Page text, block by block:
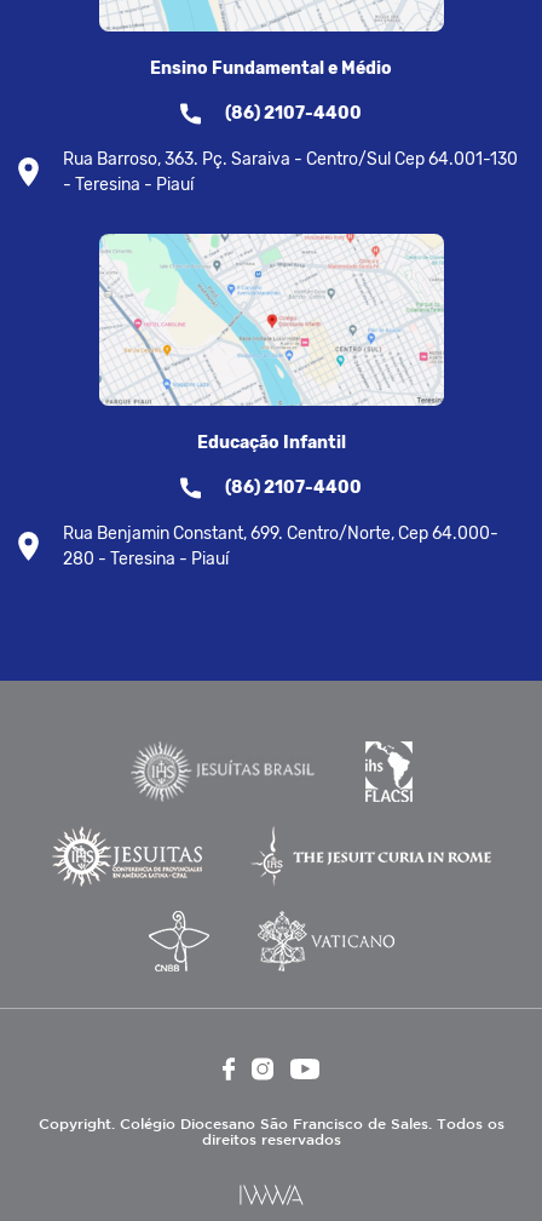
Ensino Fundamental e Médio
(86) 2107-4400
Rua Barroso, 363. Pç. Saraiva - Centro/Sul Cep 64.001-130
- Teresina - Piauí
Educação Infantil
(86) 2107-4400
Rua Benjamin Constant, 699. Centro/Norte, Cep 64.000-
280 - Teresina - Piauí
Copyright. Colégio Diocesano São Francisco de Sales. Todos os
direitos reservados